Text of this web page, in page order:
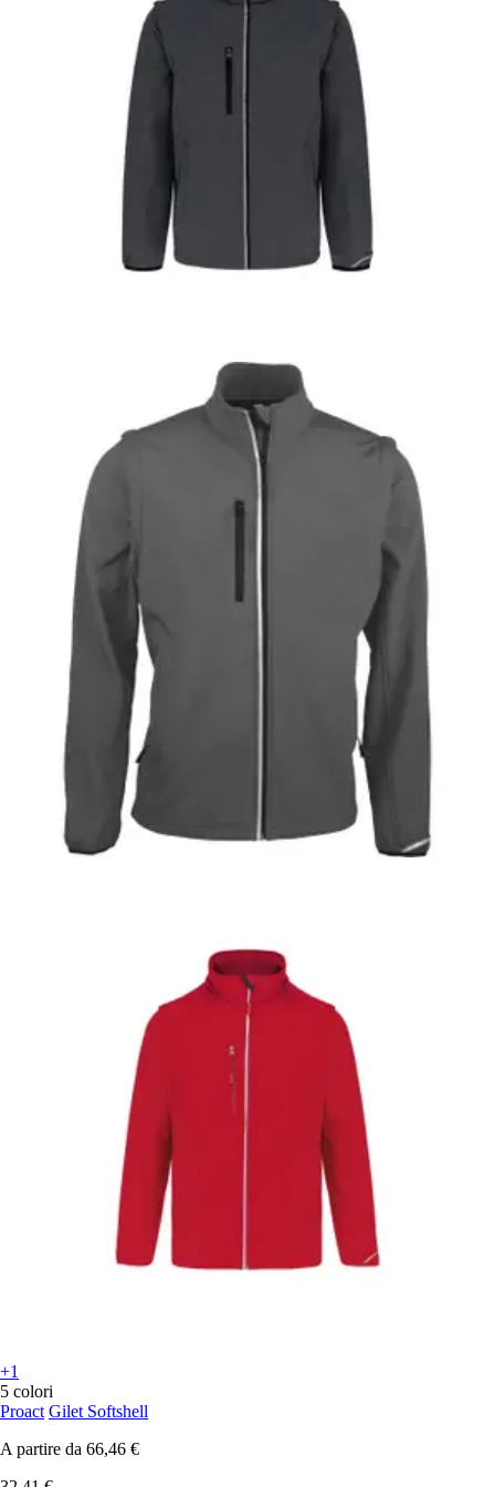
+1
5 colori
Proact Gilet Softshell
A partire da 66,46 €